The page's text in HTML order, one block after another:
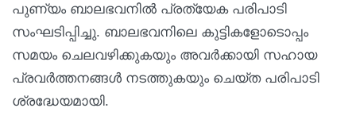
പുണ്യം ബാലഭവനിൽ പ്രത്യേക പരിപാടി
സംഘടിപ്പിച്ചു. ബാലഭവനിലെ കുട്ടികളോടൊപ്പം
സമയം ചെലവഴിക്കുകയും അവർക്കായി സഹായ
പ്രവർത്തനങ്ങൾ നടത്തുകയും ചെയ്ത പരിപാടി
ശ്രദ്ധേയമായി.